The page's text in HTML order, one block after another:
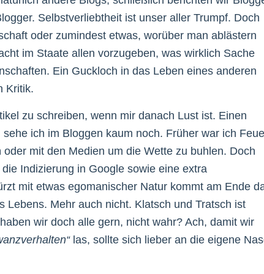
Selbstverliebtheit ist unser aller Trumpf. Doch
oder zumindest etwas, worüber man ablästern
im Staate allen vorzugeben, was wirklich Sache
Ein Guckloch in das Leben eines anderen
Kritik.
zu schreiben, wenn mir danach Lust ist. Einen
ich im Bloggen kaum noch. Früher war ich
mit den Medien um die Wette zu buhlen. Doch
Indizierung in Google sowie eine extra
mit etwas egomanischer Natur kommt am Ende
Lebens. Mehr auch nicht. Klatsch und Tratsch ist
wir doch alle gern, nicht wahr? Ach, damit wir
las, sollte sich lieber an die eigene